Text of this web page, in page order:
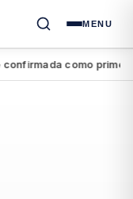
MENU
como primeira